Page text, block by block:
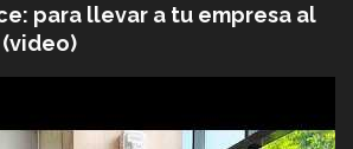
para llevar a tu empresa al